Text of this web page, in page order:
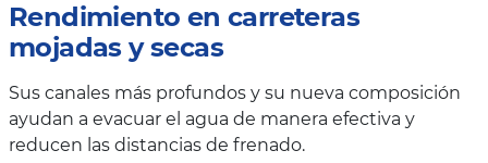
Rendimiento en carreteras
mojadas y secas
Sus canales más profundos y su nueva composición
ayudan a evacuar el agua de manera efectiva y
reducen las distancias de frenado.